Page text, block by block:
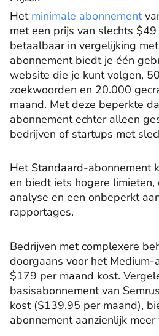
Het minimale abonnement
met een prijs van slechts
betaalbaar in vergelijking
abonnement biedt je één
website die je kunt volgen,
zoekwoorden en 20.000
maand. Met deze beperkte
abonnement echter alleen
bedrijven of startups met
Het Standaard-abonnement
en biedt iets hogere limieten,
analyse en een onbeperkt
rapportages.
Bedrijven met complexere
doorgaans voor het Medium-
$179 per maand kost.
basisabonnement van
kost ($139,95 per maand),
abonnement aanzienlijk